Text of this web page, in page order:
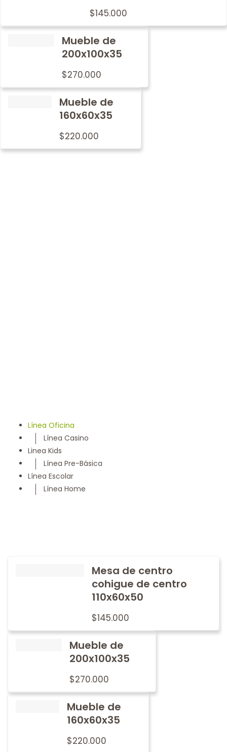
$145.000
Mueble de
200x100x35
$270.000
Mueble de
160x60x35
$220.000
Línea Oficina
Línea Casino
Linea Kids
Línea Pre-Básica
Línea Escolar
Línea Home
Mesa de centro
cohigue de centro
110x60x50
$145.000
Mueble de
200x100x35
$270.000
Mueble de
160x60x35
$220.000